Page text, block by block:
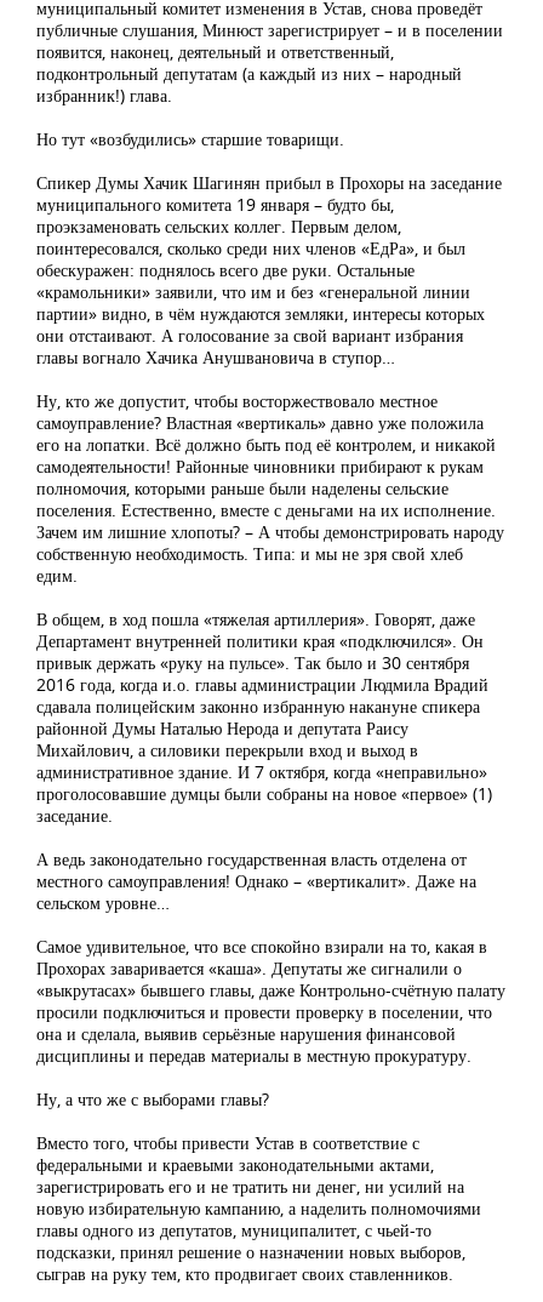
муниципальный комитет изменения в Устав, снова проведёт
публичные слушания, Минюст зарегистрирует – и в поселении
появится, наконец, деятельный и ответственный,
подконтрольный депутатам (а каждый из них – народный
избранник!) глава.
Но тут «возбудились» старшие товарищи.
Спикер Думы Хачик Шагинян прибыл в Прохоры на заседание
муниципального комитета 19 января – будто бы,
проэкзаменовать сельских коллег. Первым делом,
поинтересовался, сколько среди них членов «ЕдРа», и был
обескуражен: поднялось всего две руки. Остальные
«крамольники» заявили, что им и без «генеральной линии
партии» видно, в чём нуждаются земляки, интересы которых
они отстаивают. А голосование за свой вариант избрания
главы вогнало Хачика Анушвановича в ступор…
Ну, кто же допустит, чтобы восторжествовало местное
самоуправление? Властная «вертикаль» давно уже положила
его на лопатки. Всё должно быть под её контролем, и никакой
самодеятельности! Районные чиновники прибирают к рукам
полномочия, которыми раньше были наделены сельские
поселения. Естественно, вместе с деньгами на их исполнение.
Зачем им лишние хлопоты? – А чтобы демонстрировать народу
собственную необходимость. Типа: и мы не зря свой хлеб
едим.
В общем, в ход пошла «тяжелая артиллерия». Говорят, даже
Департамент внутренней политики края «подключился». Он
привык держать «руку на пульсе». Так было и 30 сентября
2016 года, когда и.о. главы администрации Людмила Врадий
сдавала полицейским законно избранную накануне спикера
районной Думы Наталью Нерода и депутата Раису
Михайлович, а силовики перекрыли вход и выход в
административное здание. И 7 октября, когда «неправильно»
проголосовавшие думцы были собраны на новое «первое» (1)
заседание.
А ведь законодательно государственная власть отделена от
местного самоуправления! Однако – «вертикалит». Даже на
сельском уровне…
Самое удивительное, что все спокойно взирали на то, какая в
Прохорах заваривается «каша». Депутаты же сигналили о
«выкрутасах» бывшего главы, даже Контрольно-счётную палату
просили подключиться и провести проверку в поселении, что
она и сделала, выявив серьёзные нарушения финансовой
дисциплины и передав материалы в местную прокуратуру.
Ну, а что же с выборами главы?
Вместо того, чтобы привести Устав в соответствие с
федеральными и краевыми законодательными актами,
зарегистрировать его и не тратить ни денег, ни усилий на
новую избирательную кампанию, а наделить полномочиями
главы одного из депутатов, муниципалитет, с чьей-то
подсказки, принял решение о назначении новых выборов,
сыграв на руку тем, кто продвигает своих ставленников.